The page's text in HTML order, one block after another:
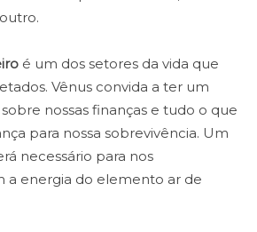
é um dos setores da vida que
Vênus convida a ter um
nossas finanças e tudo o que
para nossa sobrevivência. Um
necessário para nos
a energia do elemento ar de